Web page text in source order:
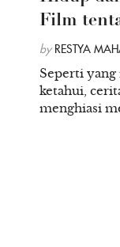
Film
by RESTYA
Seperti yang
ketahui,
menghiasi